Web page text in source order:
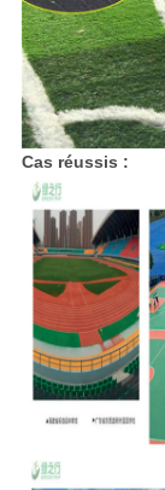
Cas réussis :